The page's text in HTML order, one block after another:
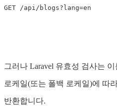
그러나 Laravel 유효성 검사는
로케일(또는 폴백 로케일)에 따
반환합니다.